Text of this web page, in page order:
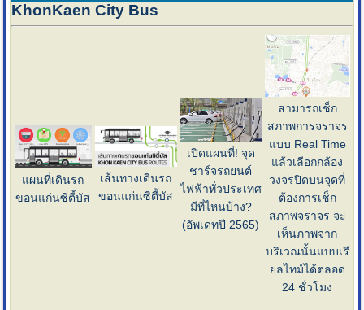
KhonKaen City Bus
แผนที่เดินรถ
ขอนแก่นซิตี้บัส
เส้นทางเดินรถ
ขอนแก่นซิตี้บัส
เปิดแผนที่! จุด
ชาร์จรถยนต์
ไฟฟ้าทั่วประเทศ
มีที่ไหนบ้าง?
(อัพเดทปี 2565)
สามารถเช็ก
สภาพการจราจร
แบบ Real Time
แล้วเลือกกล้อง
วงจรปิดบนจุดที่
ต้องการเช็ก
สภาพจราจร จะ
เห็นภาพจาก
บริเวณนั้นแบบเรี
ยลไทม์ได้ตลอด
24 ชั่วโมง